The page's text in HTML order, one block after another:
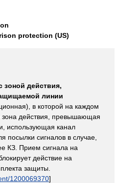
protection (US)
зоной действия,
линии
в которой на каждом
зона действия, превышающая
использующая канал
посылки сигналов в случае,
КЗ. Прием сигнала на
действие на
защиты.
1200069370]